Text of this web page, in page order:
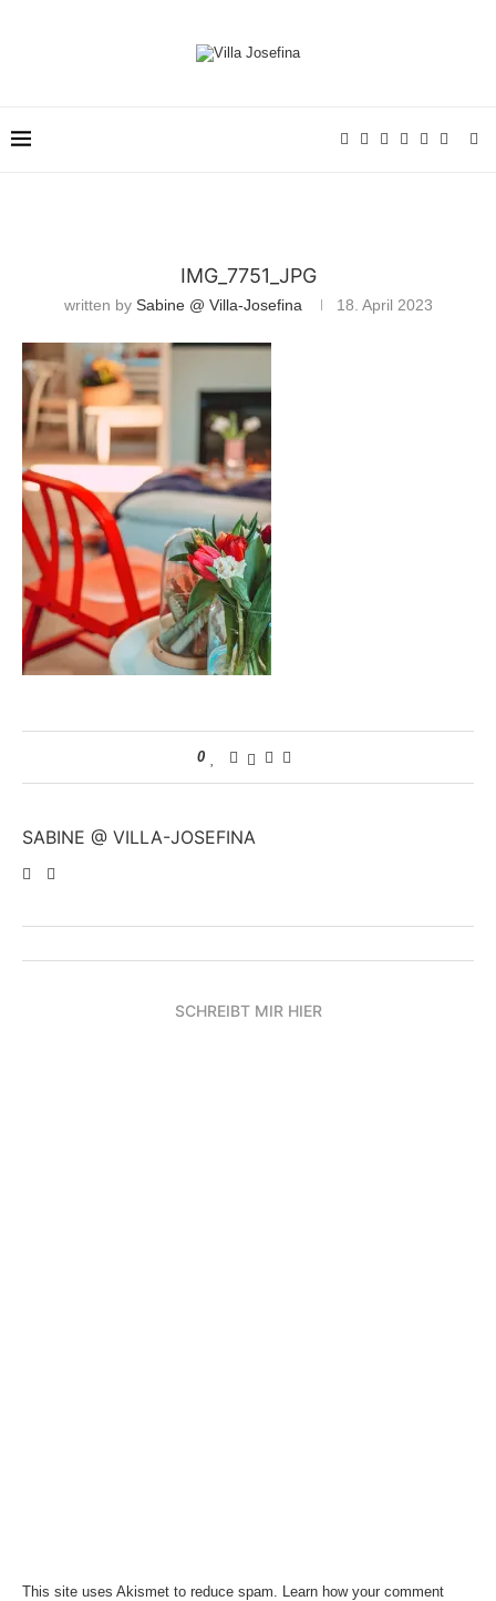
IMG_7751_JPG
written by Sabine @ Villa-Josefina 18. April 2023
0
SABINE @ VILLA-JOSEFINA
SCHREIBT MIR HIER
This site uses Akismet to reduce spam. Learn how your comment